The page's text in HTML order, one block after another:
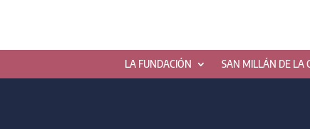
LA FUNDACIÓN SAN MILLÁN DE LA